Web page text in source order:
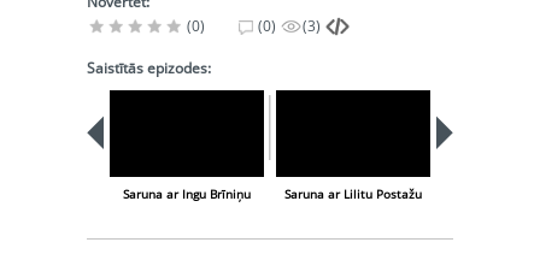
(0)
(0) (3)
Saistītās epizodes:
Saruna ar Ingu Brīniņu Saruna ar Lilitu Postažu